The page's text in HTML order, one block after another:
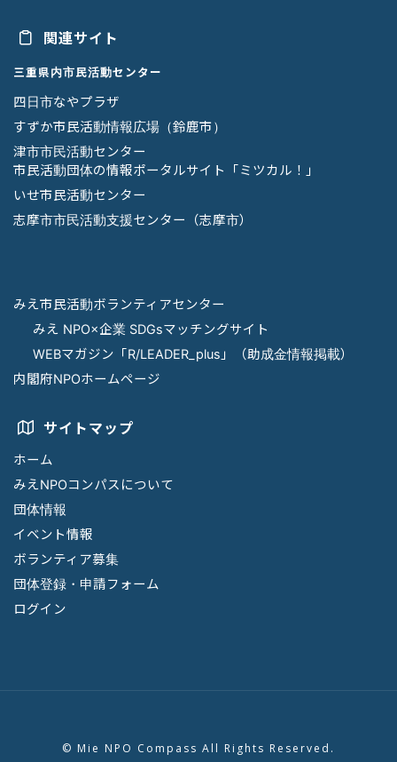
関連サイト
三重県内市民活動センター
四日市なやプラザ
すずか市民活動情報広場（鈴鹿市）
津市市民活動センター
市民活動団体の情報ポータルサイト「ミツカル！」
いせ市民活動センター
志摩市市民活動支援センター（志摩市）
みえ市民活動ボランティアセンター
みえ NPO×企業 SDGsマッチングサイト
WEBマガジン「R/LEADER_plus」（助成金情報掲載）
内閣府NPOホームページ
サイトマップ
ホーム
みえNPOコンパスについて
団体情報
イベント情報
ボランティア募集
団体登録・申請フォーム
ログイン
© Mie NPO Compass All Rights Reserved.